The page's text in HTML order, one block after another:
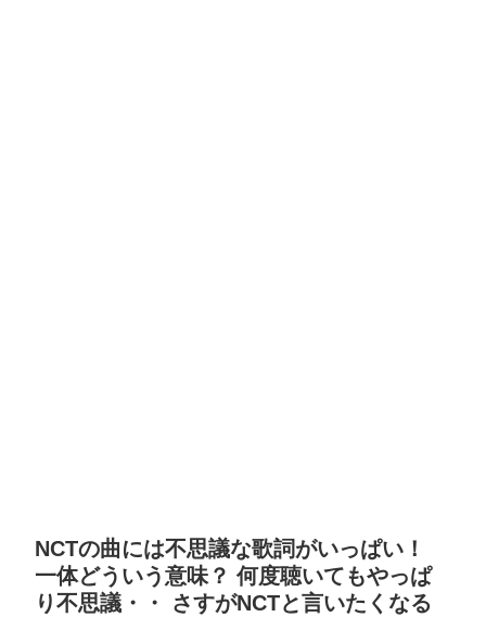
NCTの曲には不思議な歌詞がいっぱい！
一体どういう意味？ 何度聴いてもやっぱ
り不思議・・ さすがNCTと言いたくなる